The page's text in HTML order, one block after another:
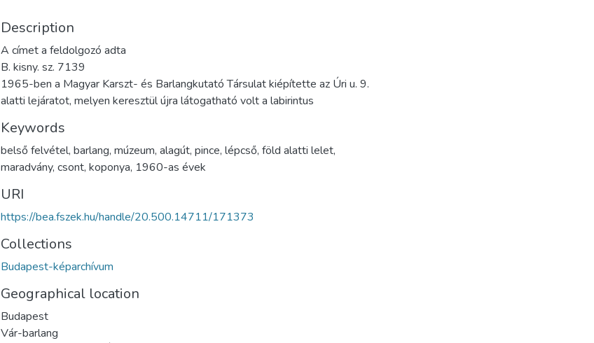
Description
A címet a feldolgozó adta
B. kisny. sz. 7139
1965-ben a Magyar Karszt- és Barlangkutató Társulat kiépítette az Úri u. 9.
alatti lejáratot, melyen keresztül újra látogatható volt a labirintus
Keywords
belső felvétel, barlang, múzeum, alagút, pince, lépcső, föld alatti lelet,
maradvány, csont, koponya, 1960-as évek
URI
https://bea.fszek.hu/handle/20.500.14711/171373
Collections
Budapest-képarchívum
Geographical location
Budapest
Vár-barlang